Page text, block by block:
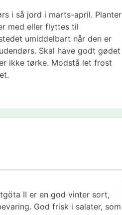
i så jord i marts-april. Planter
med eller flyttes til
umiddelbart når den er
Skal have godt gødet
ikke tørke. Modstå let frost
II er en god vinter sort,
God frisk i salater, som